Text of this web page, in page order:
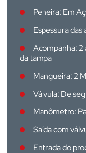
Peneira: Em
Espessura das
Acompanha: 2
da tampa
Mangueira: 2
Válvula: De
Manômetro:
Saída com
Entrada do